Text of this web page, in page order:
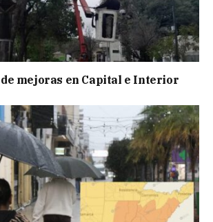
mejoras en Capital e Interior